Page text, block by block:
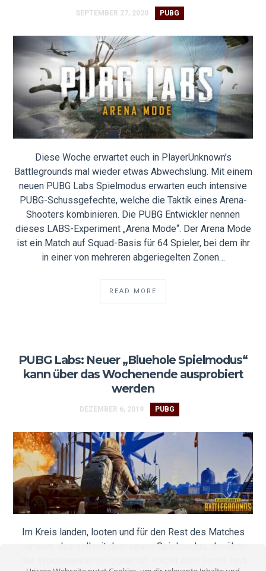
SEPTEMBER 27, 2020 PUBG
Diese Woche erwartet euch in PlayerUnknown’s
Battlegrounds mal wieder etwas Abwechslung. Mit einem
neuen PUBG Labs Spielmodus erwarten euch intensive
PUBG-Schussgefechte, welche die Taktik eines Arena-
Shooters kombinieren. Die PUBG Entwickler nennen
dieses LABS-Experiment „Arena Mode“. Der Arena Mode
ist ein Match auf Squad-Basis für 64 Spieler, bei dem ihr
in einer von mehreren abgeriegelten Zonen…
READ MORE
PUBG Labs: Neuer „Bluehole Spielmodus“
kann über das Wochenende ausprobiert
werden
DEZEMBER 6, 2019 PUBG
Im Kreis landen, looten und für den Rest des Matches
campen, das soll mit dem neuen Spielmodus, der über